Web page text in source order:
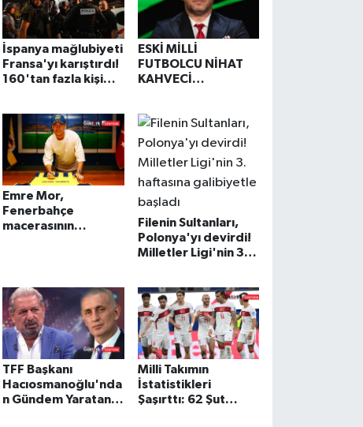
İspanya mağlubiyeti
Fransa'yı karıştırdı!
160'tan fazla kişi
ESKİ MİLLİ
FUTBOLCU NİHAT
KAHVECİ
Emre Mor,
Fenerbahçe
macerasının
Filenin Sultanları,
Polonya'yı devirdi!
Milletler Ligi'nin 3.
TFF Başkanı
Hacıosmanoğlu'nda
n Gündem Yaratan
Milli Takımın
İstatistikleri
Şaşırttı: 62 Şut